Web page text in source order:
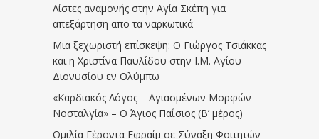
Λίστες αναμονής στην Αγία Σκέπη για
απεξάρτηση απο τα ναρκωτικά
Μια ξεχωριστή επίσκεψη: Ο Γιώργος Τσιάκκας
και η Χριστίνα Παυλίδου στην Ι.Μ. Αγίου
Διονυσίου εν Ολύμπω
«Καρδιακός Λόγος – Αγιασμένων Μορφών
Νοσταλγία» – Ο Άγιος Παΐσιος (Β’ μέρος)
Ομιλία Γέροντα Εφραίμ σε Σύναξη Φοιτητών